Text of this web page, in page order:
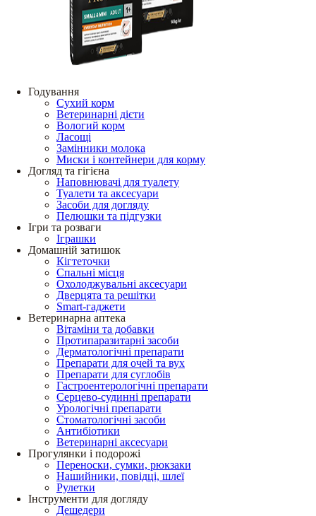
Годування
Сухий корм
Ветеринарні дієти
Вологий корм
Ласощі
Замінники молока
Миски і контейнери для корму
Догляд та гігієна
Наповнювачі для туалету
Туалети та аксесуари
Засоби для догляду
Пелюшки та підгузки
Ігри та розваги
Іграшки
Домашній затишок
Кігтеточки
Спальні місця
Охолоджувальні аксесуари
Дверцята та решітки
Smart-гаджети
Ветеринарна аптека
Вітаміни та добавки
Протипаразитарні засоби
Дерматологічні препарати
Препарати для очей та вух
Препарати для суглобів
Гастроентерологічні препарати
Серцево-судинні препарати
Урологічні препарати
Стоматологічні засоби
Антибіотики
Ветеринарні аксесуари
Прогулянки і подорожі
Переноски, сумки, рюкзаки
Нашийники, повідці, шлеї
Рулетки
Інструменти для догляду
Дешедери